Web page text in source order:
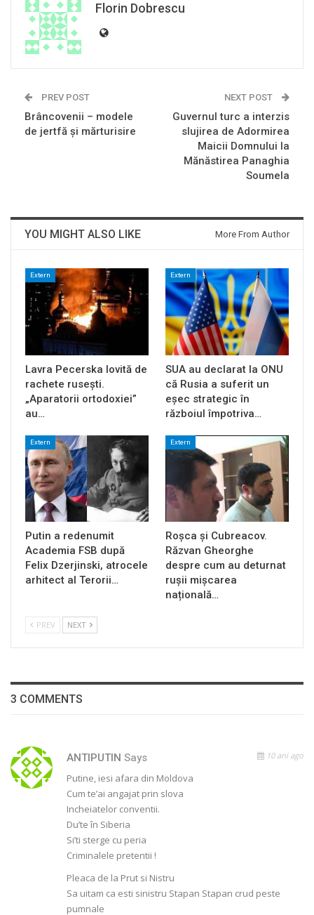
Florin Dobrescu
PREV POST
Brâncovenii – modele
de jertfă şi mărturisire
NEXT POST
Guvernul turc a interzis
slujirea de Adormirea
Maicii Domnului la
Mănăstirea Panaghia
Soumela
YOU MIGHT ALSO LIKE More From Author
Extern
Lavra Pecerska lovită de
rachete rusești.
„Aparatorii ortodoxiei”
au…
Extern
SUA au declarat la ONU
că Rusia a suferit un
eșec strategic în
războiul împotriva…
Extern
Putin a redenumit
Academia FSB după
Felix Dzerjinski, atrocele
arhitect al Terorii…
Extern
Roșca și Cubreacov.
Răzvan Gheorghe
despre cum au deturnat
rușii mișcarea
națională…
PREV NEXT
3 COMMENTS
ANTIPUTIN Says 10 ani ago
Putine, iesi afara din Moldova
Cum te’ai angajat prin slova
Incheiatelor conventii.
Du’te în Siberia
Si’ti sterge cu peria
Criminalele pretentii !
Pleaca de la Prut si Nistru
Sa uitam ca esti sinistru Stapan Stapan crud peste
pumnale